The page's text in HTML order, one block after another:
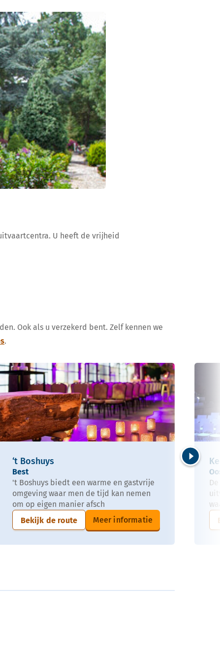
U heeft de vrijheid
Ook als u verzekerd bent. Zelf kennen we
.
‘t Boshuys
Best
't Boshuys biedt een warme en gastvrije
omgeving waar men de tijd kan nemen
om op eigen manier afsch
Bekijk de route
Meer informatie
Volgende